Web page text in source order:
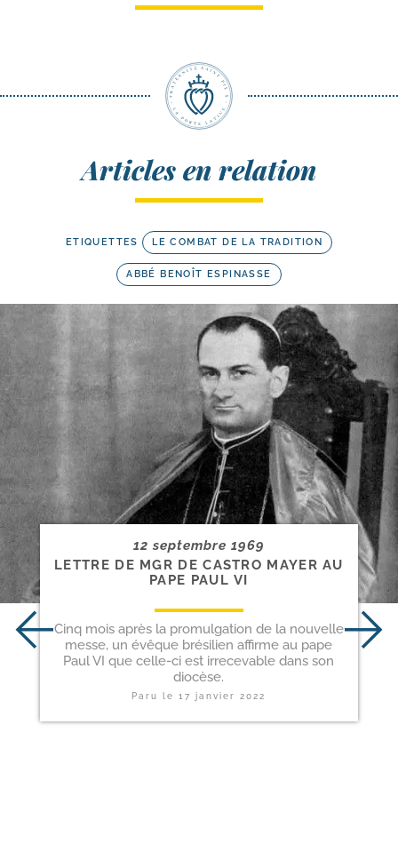
Articles en relation
ETIQUETTES LE COMBAT DE LA TRADITION
ABBÉ BENOÎT ESPINASSE
12 septembre 1969
LETTRE DE MGR DE CASTRO MAYER AU
PAPE PAUL VI
Cinq mois après la promulgation de la nouvelle
messe, un évêque brésilien affirme au pape
Paul VI que celle-ci est irrecevable dans son
diocèse.
Paru le17 janvier 2022